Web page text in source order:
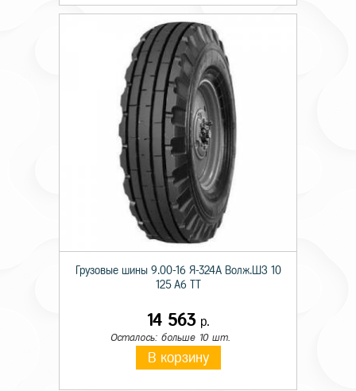
Грузовые шины 9.00-16 Я-324А Волж.ШЗ 10
125 A6 TT
14 563р.
Осталось: больше 10 шт.
В корзину